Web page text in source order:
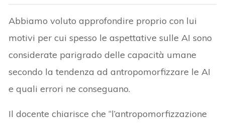
Abbiamo voluto approfondire proprio con lui
motivi per cui spesso le aspettative sulle AI sono
considerate parigrado delle capacità umane
secondo la tendenza ad antropomorfizzare le AI
e quali errori ne conseguano.
Il docente chiarisce che “l’antropomorfizzazione